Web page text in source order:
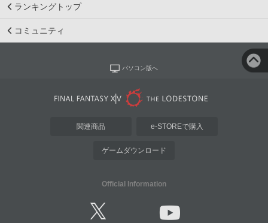
ランキングトップ
コミュニティ
パソコン版へ
関連商品 e-STOREで購入
ゲームダウンロード
Official Information